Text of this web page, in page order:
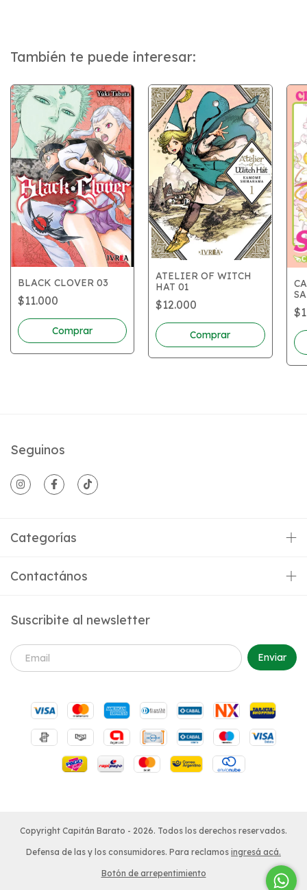
También te puede interesar:
BLACK CLOVER 03
$11.000
ATELIER OF WITCH
HAT 01
$12.000
Seguinos
Categorías
Contactános
Suscribite al newsletter
Copyright Capitán Barato - 2026. Todos los derechos reservados.
Defensa de las y los consumidores. Para reclamos ingresá acá.
Botón de arrepentimiento